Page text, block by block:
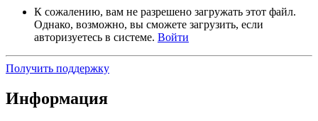
К сожалению, вам не разрешено загружать этот файл.
Однако, возможно, вы сможете загрузить, если
авторизуетесь в системе. Войти
Получить поддержку
Информация